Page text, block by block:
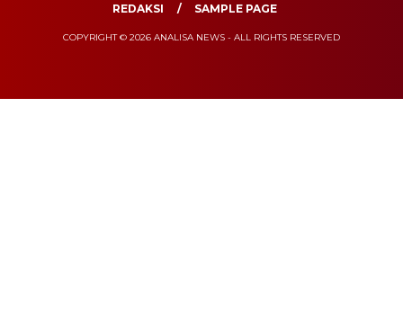
REDAKSI
SAMPLE PAGE
COPYRIGHT © 2026 ANALISA NEWS - ALL RIGHTS RESERVED